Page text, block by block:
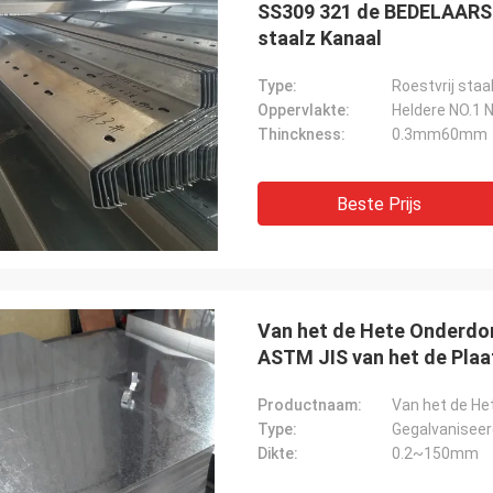
SS309 321 de
staalz Kanaal
Type:
Roestvrij
Oppervlakte:
Heldere NO.1
Thinckness:
0.3mm60mm
Beste Prijs
Van het de Hete
ASTM JIS van het de
Productnaam:
Type:
Dikte:
0.2~150mm